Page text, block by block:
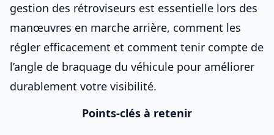
gestion des rétroviseurs est essentielle lors des
manœuvres en marche arrière, comment les
régler efficacement et comment tenir compte de
l’angle de braquage du véhicule pour améliorer
durablement votre visibilité.
Points-clés à retenir